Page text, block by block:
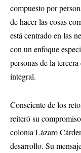
compuesto por
de hacer las cosas
está centrado en las
con un enfoque
personas de la
integral.
Consciente de los
reiteró su
colonia Lázaro
desarrollo. Su